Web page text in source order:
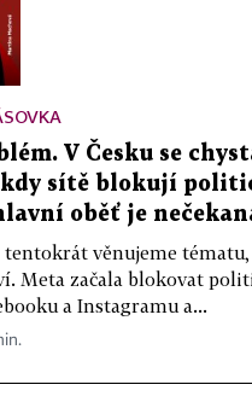
V Česku se
sítě blokují
oběť je
tentokrát věnujeme
Meta začala blokovat
a Instagramu a...